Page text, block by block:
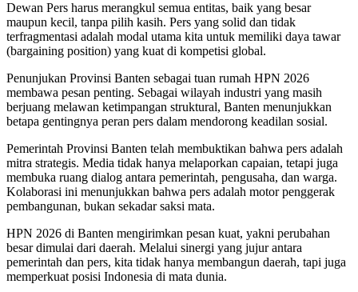
Dewan Pers harus merangkul semua entitas, baik yang besar
maupun kecil, tanpa pilih kasih. Pers yang solid dan tidak
terfragmentasi adalah modal utama kita untuk memiliki daya tawar
(bargaining position) yang kuat di kompetisi global.
Penunjukan Provinsi Banten sebagai tuan rumah HPN 2026
membawa pesan penting. Sebagai wilayah industri yang masih
berjuang melawan ketimpangan struktural, Banten menunjukkan
betapa gentingnya peran pers dalam mendorong keadilan sosial.
Pemerintah Provinsi Banten telah membuktikan bahwa pers adalah
mitra strategis. Media tidak hanya melaporkan capaian, tetapi juga
membuka ruang dialog antara pemerintah, pengusaha, dan warga.
Kolaborasi ini menunjukkan bahwa pers adalah motor penggerak
pembangunan, bukan sekadar saksi mata.
HPN 2026 di Banten mengirimkan pesan kuat, yakni perubahan
besar dimulai dari daerah. Melalui sinergi yang jujur antara
pemerintah dan pers, kita tidak hanya membangun daerah, tapi juga
memperkuat posisi Indonesia di mata dunia.